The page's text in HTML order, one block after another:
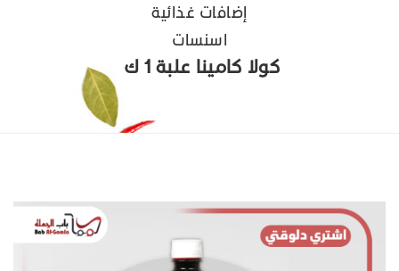
إضافات غذائية
اسنسات
كولا كامينا علبة 1 ك